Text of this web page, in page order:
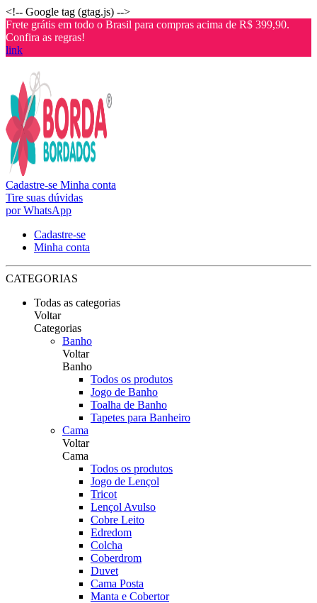
<!-- Google tag (gtag.js) -->
Frete grátis em todo o Brasil para compras acima de R$ 399,90.
Confira as regras!
link
Cadastre-se Minha conta
Tire suas dúvidas
por WhatsApp
Cadastre-se
Minha conta
CATEGORIAS
Todas as categorias
Voltar
Categorias
Banho
Voltar
Banho
Todos os produtos
Jogo de Banho
Toalha de Banho
Tapetes para Banheiro
Cama
Voltar
Cama
Todos os produtos
Jogo de Lençol
Tricot
Lençol Avulso
Cobre Leito
Edredom
Colcha
Coberdrom
Duvet
Cama Posta
Manta e Cobertor